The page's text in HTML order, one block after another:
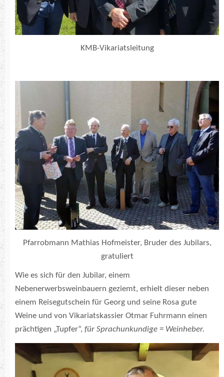
KMB-Vikariatsleitung
Pfarrobmann Mathias Hofmeister, Bruder des Jubilars,
gratuliert
Wie es sich für den Jubilar, einem
Nebenerwerbsweinbauern geziemt, erhielt dieser neben
einem Reisegutschein für Georg und seine Rosa gute
Weine und von Vikariatskassier Otmar Fuhrmann einen
prächtigen „Tupfer“, für Sprachunkundige = Weinheber.